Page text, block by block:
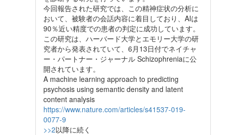
今回報告された研究では、この精神症状の分析に
おいて、被験者の会話内容に着目しており、AIは
90％近い精度での患者の判定に成功しています。
この研究は、ハーバード大学とエモリー大学の研
究者から発表されていて、6月13日付でネイチャ
ー・パートナー・ジャーナル Schizophreniaに公
開されています。
A machine learning approach to predicting
psychosis using semantic density and latent
content analysis
https://www.nature.com/articles/s41537-019-
0077-9
>>2以降に続く